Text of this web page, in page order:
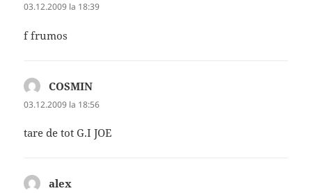
03.12.2009 la 18:39
f frumos
COSMIN
03.12.2009 la 18:56
tare de tot G.I JOE
alex